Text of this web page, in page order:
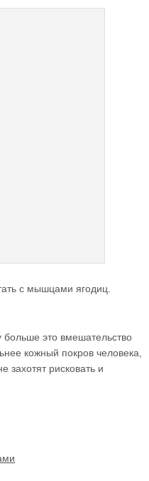
с мышцами ягодиц.
это вмешательство
кожный покров человека,
захотят рисковать и